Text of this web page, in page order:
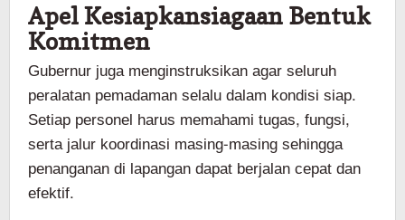
Apel Kesiapkansiagaan Bentuk
Komitmen
Gubernur juga menginstruksikan agar seluruh
peralatan pemadaman selalu dalam kondisi siap.
Setiap personel harus memahami tugas, fungsi,
serta jalur koordinasi masing-masing sehingga
penanganan di lapangan dapat berjalan cepat dan
efektif.